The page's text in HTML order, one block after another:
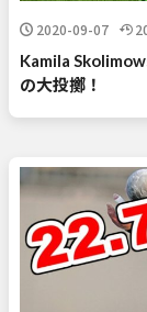
2020-09-07
Kamila
の大投擲！